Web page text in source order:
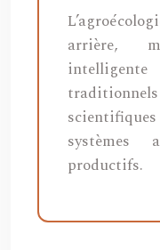
arrière,
scientifiques
systèmes
productifs.